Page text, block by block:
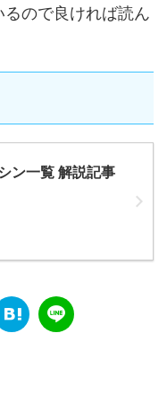
ので良ければ読ん
ン一覧 解説記事